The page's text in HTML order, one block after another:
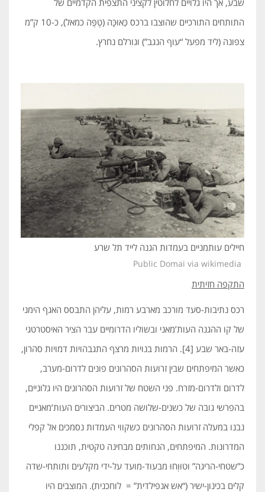
התותחים התורכיים שהוצבו ברכס כַּאוּכָּה (טֶפֶּה כמאל), כ-10 ק”מ
צפונה (ליד מפעל “עוף הנגב”) וגורלם נחרץ.
חיילים עותמניים בעמדות הגנה לייד תל שרע
Public Domai via wikimedia
התקפה חזיתית
רכס נתיבות-סעד מורכב מארבע רמות, עליהן התבסס האגף הימני
של קו ההגנה העות’מאני ובשוליו הדרומיים עבר הציר האיסטרטגי
עזה-באר שבע [4]. הרמות בנויות מרצף התגבהויות דמויות סהרון,
כאשר המיפתחים שבין זרועות הסהרונים פונים לדרום-מערב,
לדרום ולדרום-מזרח. פני השטח של זרועות הסהרונים היו גלוניים,
בהפרשי גובה של כשנים-שלושה מטרים. הביצורים העות’מאניים
נבנו במעלה זרועות הסהרונים כשקווי העמדות נסמכים אל קפלי
המדרונות. המיפתחים, הנחותים מבחינה טקטית, תוכננו
כ”שטחי-הריגה” וטוּוְחוּ מבעוד-מועד על-ידי מקלעים ותותחי-שדה
קלים בכינון-ישיר (“אש אנפילדית” = לוחכנית). המוצבים היו